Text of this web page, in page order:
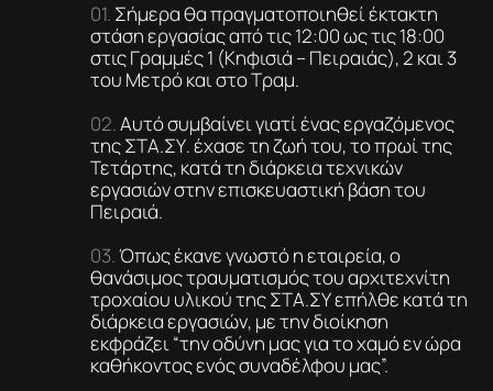
Σήμερα θα πραγματοποιηθεί έκτακτη
στάση εργασίας από τις 12:00 ως τις 18:00
στις Γραμμές 1 (Κηφισιά – Πειραιάς), 2 και 3
του Μετρό και στο Τραμ.
Αυτό συμβαίνει γιατί ένας εργαζόμενος
της ΣΤΑ.ΣΥ. έχασε τη ζωή του, το πρωί της
Τετάρτης, κατά τη διάρκεια τεχνικών
εργασιών στην επισκευαστική βάση του
Πειραιά.
Όπως έκανε γνωστό η εταιρεία, ο
θανάσιμος τραυματισμός του αρχιτεχνίτη
τροχαίου υλικού της ΣΤΑ.ΣΥ επήλθε κατά τη
διάρκεια εργασιών, με την διοίκηση
εκφράζει “την οδύνη μας για το χαμό εν ώρα
καθήκοντος ενός συναδέλφου μας”.